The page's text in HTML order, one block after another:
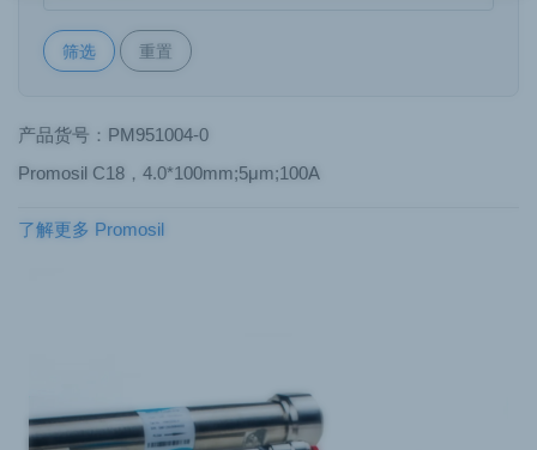
筛选 重置
产品货号：PM951004-0
Promosil C18，4.0*100mm;5μm;100A
了解更多 Promosil